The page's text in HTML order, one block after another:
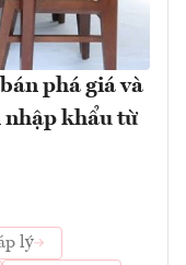
phá giá và
nhập khẩu từ
lý